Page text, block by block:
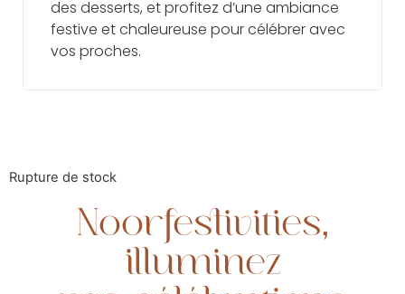
des desserts, et profitez d’une ambiance
festive et chaleureuse pour célébrer avec
vos proches.
Rupture de stock
Noorfestivities,
illuminez